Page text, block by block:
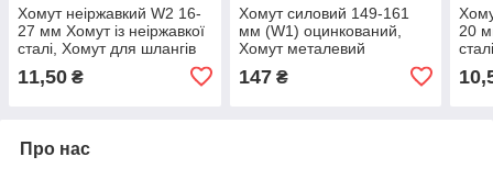
Хомут неіржавкий W2 16-
27 мм Хомут із неіржавкої
сталі, Хомут для шлангів
11,50 ₴
Хомут силовий 149-161
мм (W1) оцинкований,
Хомут металевий
147₴
20
Про нас